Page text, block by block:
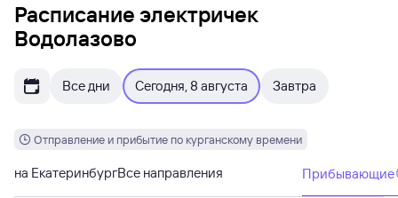
Расписание электричек
Водолазово
Все дни Сегодня, 8 августа Завтра
Отправление и прибытие по курганскому времени
на ЕкатеринбургВсе направления Прибывающие